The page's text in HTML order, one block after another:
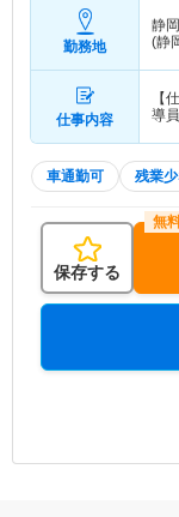
勤務地
静
(静
仕事内容
【
車通勤可 残業
保存する